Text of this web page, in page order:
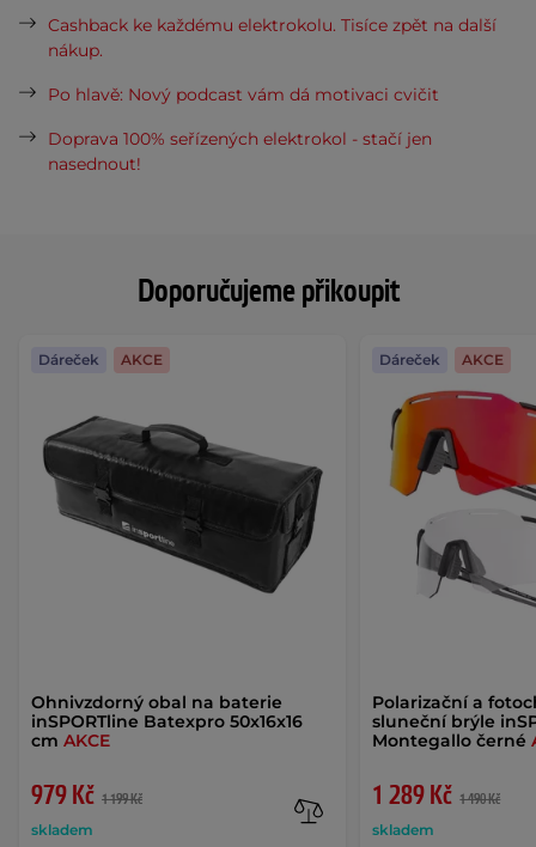
Doporučujeme přikoupit
Ohnivzdorný obal na baterie
inSPORTline Batexpro 50x16x16
cm AKCE
979 Kč 1 199 Kč
skladem
Dáreček AKCE
Polarizační a
sluneční brýle
Montegallo černé
1 289 Kč 1 490 Kč
skladem
Dáreček AKCE
Cashback ke každému elektrokolu. Tisíce zpět na další
nákup.
Po hlavě: Nový podcast vám dá motivaci cvičit
Doprava 100% seřízených elektrokol - stačí jen
nasednout!